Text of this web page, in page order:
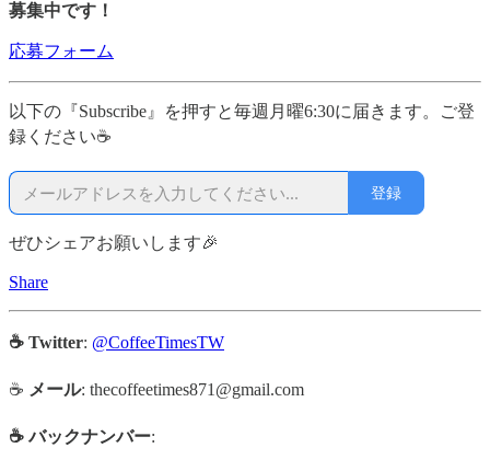
募集中です！
応募フォーム
以下の『Subscribe』を押すと毎週月曜6:30に届きます。ご登
録ください☕
登録
ぜひシェアお願いします🎉
Share
☕ Twitter: @CoffeeTimesTW
☕ メール: thecoffeetimes871@gmail.com
☕ バックナンバー: